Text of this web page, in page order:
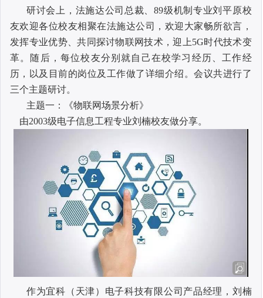
研讨会上，法施达公司总裁、89级机制专业刘平原校
友欢迎各位校友相聚在法施达公司，欢迎大家畅所欲言，
发挥专业优势、共同探讨物联网技术，迎上5G时代技术变
革。随后，每位校友分别就自己在校学习经历、工作经
历，以及目前的岗位及工作做了详细介绍。会议共进行了
三个主题研讨。
主题一：《物联网场景分析》
由2003级电子信息工程专业刘楠校友做分享。
作为宜科（天津）电子科技有限公司产品经理，刘楠